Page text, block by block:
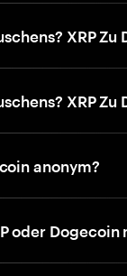
XRP Zu
XRP Zu
anonym?
oder